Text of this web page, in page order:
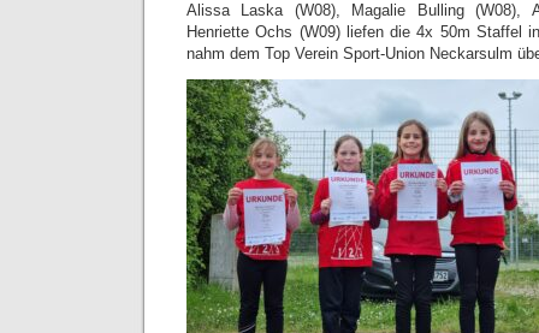
Alissa Laska (W08), Magalie Bulling (W08),
Henriette Ochs (W09) liefen die 4x 50m Staffel
nahm dem Top Verein Sport-Union Neckarsulm